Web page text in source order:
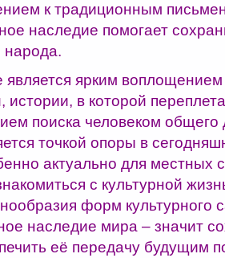
к традиционным
наследие помогает
народа.
является ярким
истории, в которой
поиска человеком
точкой опоры в
актуально для местных
с культурной
форм
наследие мира – значит
её передачу будущим